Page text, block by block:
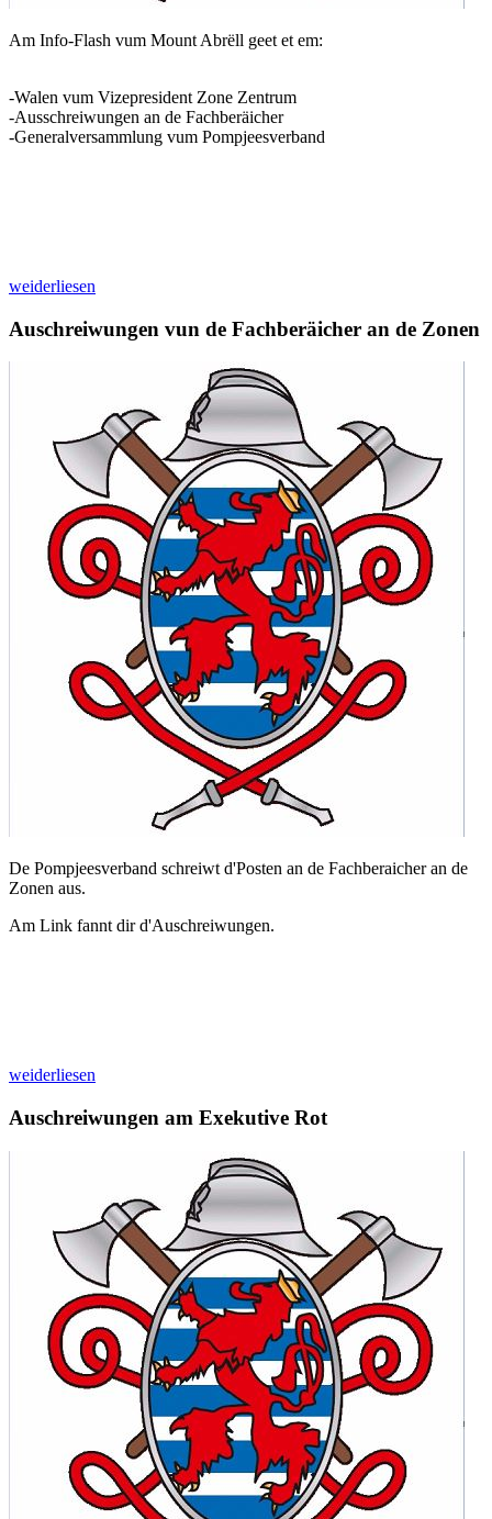
Am Info-Flash vum Mount Abrëll geet et em:
-Walen vum Vizepresident Zone Zentrum
-Ausschreiwungen an de Fachberäicher
-Generalversammlung vum Pompjeesverband
weiderliesen
Auschreiwungen vun de Fachberäicher an de Zonen
De Pompjeesverband schreiwt d'Posten an de Fachberaicher an de
Zonen aus.
Am Link fannt dir d'Auschreiwungen.
weiderliesen
Auschreiwungen am Exekutive Rot